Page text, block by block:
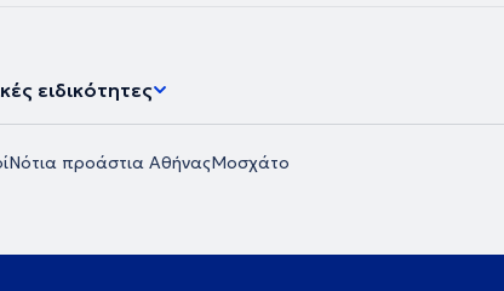
ειδικότητες
Νότια προάστια ΑθήναςΜοσχάτο